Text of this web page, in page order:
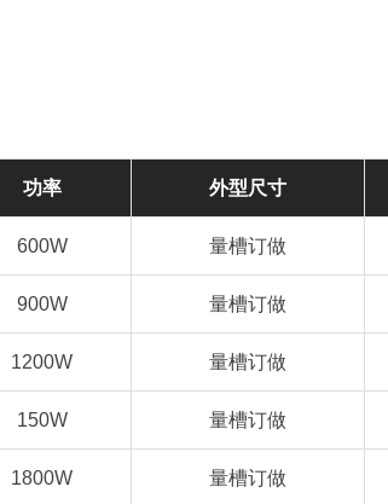
功率 外型尺寸
600W 量槽订做
900W 量槽订做
1200W 量槽订做
150W 量槽订做
1800W 量槽订做